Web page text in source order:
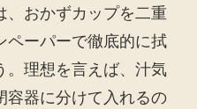
、おかずカップを二重
ペーパーで徹底的に拭
。理想を言えば、汁気
容器に分けて入れるの